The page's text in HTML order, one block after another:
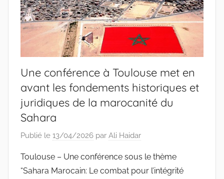
Une conférence à Toulouse met en
avant les fondements historiques et
juridiques de la marocanité du
Sahara
Publié le 13/04/2026 par Ali Haidar
Toulouse – Une conférence sous le thème
“Sahara Marocain: Le combat pour l’intégrité